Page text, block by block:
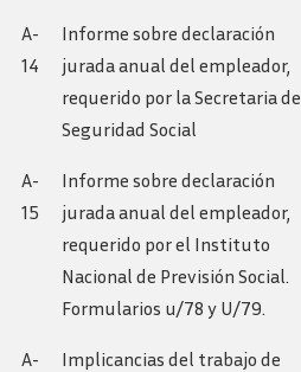
A-
14
Informe sobre declaración
jurada anual del empleador,
requerido por la Secretaria de
Seguridad Social
A-
15
Informe sobre declaración
jurada anual del empleador,
requerido por el Instituto
Nacional de Previsión Social.
Formularios u/78 y U/79.
A-
Implicancias del trabajo de